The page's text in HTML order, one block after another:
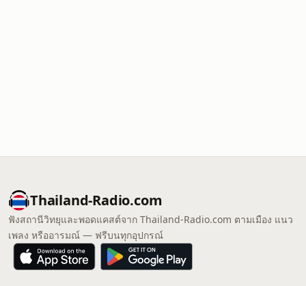
Thailand-Radio.com
ฟังสถานีวิทยุและพอดแคสต์จาก Thailand-Radio.com ตามเมือง แนว
เพลง หรืออารมณ์ — ฟรีบนทุกอุปกรณ์